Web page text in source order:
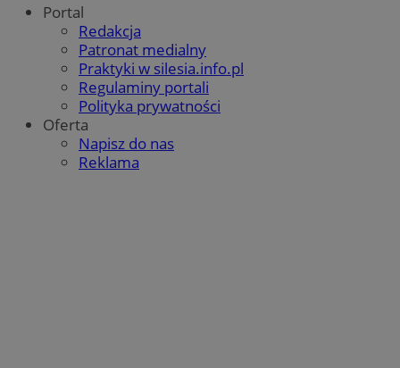
Portal
Redakcja
Patronat medialny
Praktyki w silesia.info.pl
Regulaminy portali
Polityka prywatności
Oferta
Napisz do nas
Reklama